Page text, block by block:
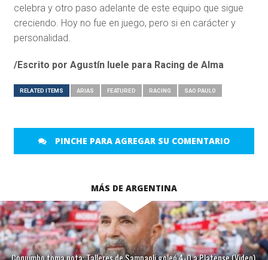
celebra y otro paso adelante de este equipo que sigue
creciendo. Hoy no fue en juego, pero si en carácter y
personalidad.
/Escrito por Agustín Iuele para Racing de Alma
RELATED ITEMS ARIAS FEATURED RACING SAO PAULO
PINCHE PARA AGREGAR SU COMENTARIO
MÁS DE ARGENTINA